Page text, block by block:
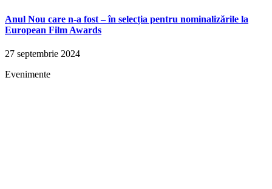
Anul Nou care n-a fost – în selecția pentru nominalizările la
European Film Awards
27 septembrie 2024
Evenimente